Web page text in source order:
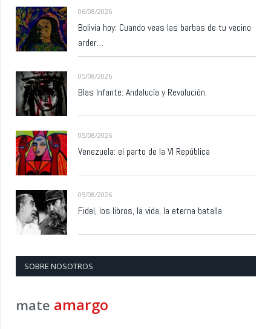
06/08/2026
Bolivia hoy: Cuando veas las barbas de tu vecino
arder…
05/08/2026
Blas Infante: Andalucía y Revolución.
05/08/2026
Venezuela: el parto de la VI República
05/08/2026
Fidel, los libros, la vida, la eterna batalla
SOBRE NOSOTROS
mate amargo